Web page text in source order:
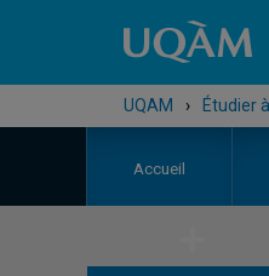
UQAM › Étudier
Accueil